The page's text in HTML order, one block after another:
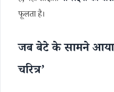
फूलता है।
जब बेटे के सामने आया
चरित्र’